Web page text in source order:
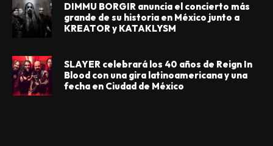
DIMMU BORGIR anuncia el concierto más
grande de su historia en México junto a
KREATOR y KATAKLYSM
SLAYER celebrará los 40 años de Reign In
Blood con una gira latinoamericana y una
fecha en Ciudad de México